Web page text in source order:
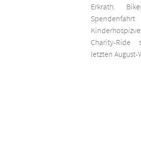
Erkrath.
Charity-Ride
letzten